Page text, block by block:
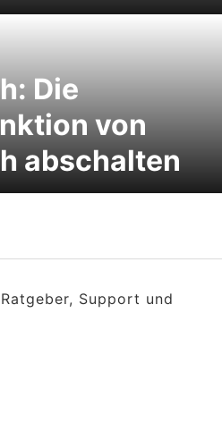
Die
von
abschalten
Support und